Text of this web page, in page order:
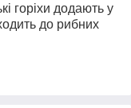
горіхи додають у
до рибних